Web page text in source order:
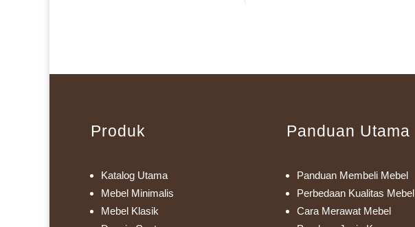
Produk
Katalog Utama
Mebel Minimalis
Mebel Klasik
Panduan Utama
Panduan Membeli Mebel
Perbedaan Kualitas Mebel
Cara Merawat Mebel